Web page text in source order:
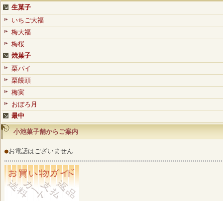
生菓子
いちご大福
梅大福
梅桜
焼菓子
栗パイ
栗饅頭
梅実
おぼろ月
最中
小池菓子舗からご案内
●お電話はございません